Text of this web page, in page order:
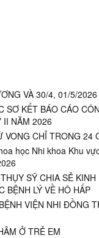
VÀ 30/4, 01/5/2026
SƠ KẾT BÁO CÁO
II NĂM 2026
VONG CHỈ TRONG 24
học Nhi khoa Khu
SỸ CHIA SẺ KINH
BỆNH LÝ VỀ HÔ HẤP
VIỆN NHI ĐỒNG
Ở TRẺ EM